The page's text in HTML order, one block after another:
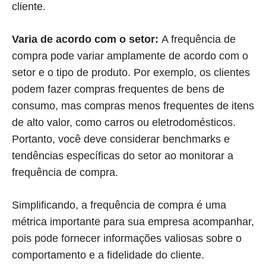
cliente.
Varia de acordo com o setor: A frequência de
compra pode variar amplamente de acordo com o
setor e o tipo de produto. Por exemplo, os clientes
podem fazer compras frequentes de bens de
consumo, mas compras menos frequentes de itens
de alto valor, como carros ou eletrodomésticos.
Portanto, você deve considerar benchmarks e
tendências específicas do setor ao monitorar a
frequência de compra.
Simplificando, a frequência de compra é uma
métrica importante para sua empresa acompanhar,
pois pode fornecer informações valiosas sobre o
comportamento e a fidelidade do cliente.